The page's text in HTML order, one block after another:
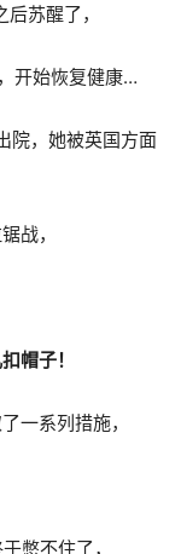
苏醒了，
开始恢复健康…
院，她被英国方面
战，
帽子！
一系列措施，
憋不住了，